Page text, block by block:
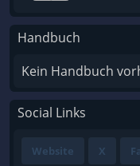
Handbuch
Kein Handbuch
Social Links
Website X